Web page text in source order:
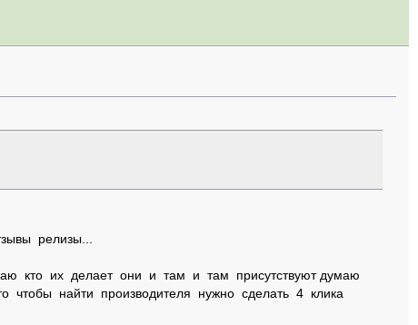
релизы...
кто их делает они и там и там присутствуют думаю
найти производителя нужно сделать 4 клика